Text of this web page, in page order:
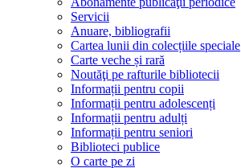
Servicii
Anuare, bibliografii
Cartea lunii din colecțiile speciale
Carte veche și rară
Noutăţi pe rafturile bibliotecii
Informații pentru copii
Informații pentru adolescenți
Informații pentru adulți
Informații pentru seniori
Biblioteci publice
O carte pe zi